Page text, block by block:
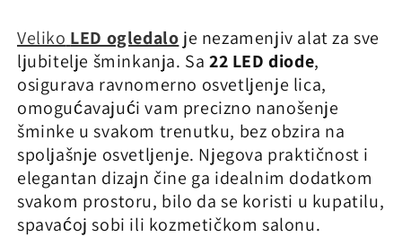
Veliko LED ogledalo je nezamenjiv alat za sve
ljubitelje šminkanja. Sa 22 LED diode,
osigurava ravnomerno osvetljenje lica,
omogućavajući vam precizno nanošenje
šminke u svakom trenutku, bez obzira na
spoljašnje osvetljenje. Njegova praktičnost i
elegantan dizajn čine ga idealnim dodatkom
svakom prostoru, bilo da se koristi u kupatilu,
spavaćoj sobi ili kozmetičkom salonu.